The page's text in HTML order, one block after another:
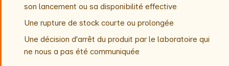
son lancement ou sa disponibilité effective
Une rupture de stock courte ou prolongée
Une décision d'arrêt du produit par le laboratoire qui
ne nous a pas été communiquée